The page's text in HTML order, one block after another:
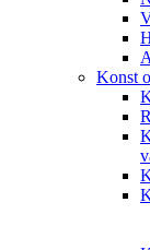
Konst